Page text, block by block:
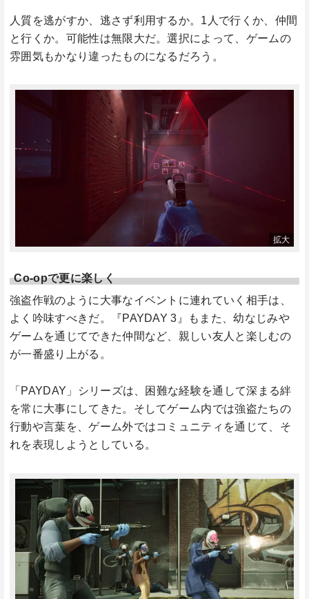
人質を逃がすか、逃さず利用するか。1人で行くか、仲間
と行くか。可能性は無限大だ。選択によって、ゲームの
雰囲気もかなり違ったものになるだろう。
Co-opで更に楽しく
強盗作戦のように大事なイベントに連れていく相手は、
よく吟味すべきだ。『PAYDAY 3』もまた、幼なじみや
ゲームを通じてできた仲間など、親しい友人と楽しむの
が一番盛り上がる。
「PAYDAY」シリーズは、困難な経験を通して深まる絆
を常に大事にしてきた。そしてゲーム内では強盗たちの
行動や言葉を、ゲーム外ではコミュニティを通じて、そ
れを表現しようとしている。